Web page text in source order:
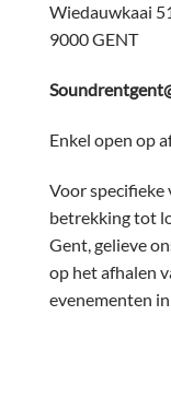
Wiedauwkaai
9000 GENT
Enkel open op
Voor specifieke
betrekking tot
Gent, gelieve
op het afhalen
evenementen